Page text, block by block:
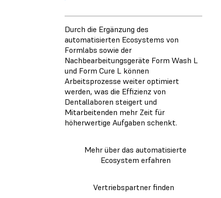
Durch die Ergänzung des
automatisierten Ecosystems von
Formlabs sowie der
Nachbearbeitungsgeräte Form Wash L
und Form Cure L können
Arbeitsprozesse weiter optimiert
werden, was die Effizienz von
Dentallaboren steigert und
Mitarbeitenden mehr Zeit für
höherwertige Aufgaben schenkt.
Mehr über das automatisierte
Ecosystem erfahren
Vertriebspartner finden